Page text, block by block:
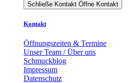
Schließe Kontakt Öffne Kontakt
Kontakt
Öffnungszeiten & Termine
Unser Team / Über uns
Schmuckblog
Impressum
Datenschutz